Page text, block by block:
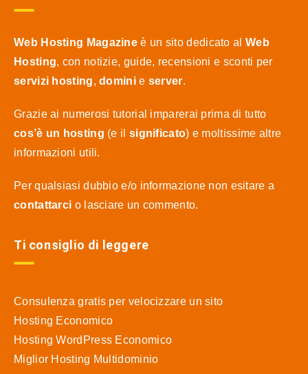
Web Hosting Magazine è un sito dedicato al Web
Hosting, con notizie, guide, recensioni e sconti per
servizi hosting,dominie server.
Grazie ai numerosi tutorial imparerai prima di tutto
cos’è un hosting (e il significato) e moltissime altre
informazioni utili.
Per qualsiasi dubbio e/o informazione non esitare a
contattarci o lasciare un commento.
Ti consiglio di leggere
Consulenza gratis per velocizzare un sito
Hosting Economico
Hosting WordPress Economico
Miglior Hosting Multidominio